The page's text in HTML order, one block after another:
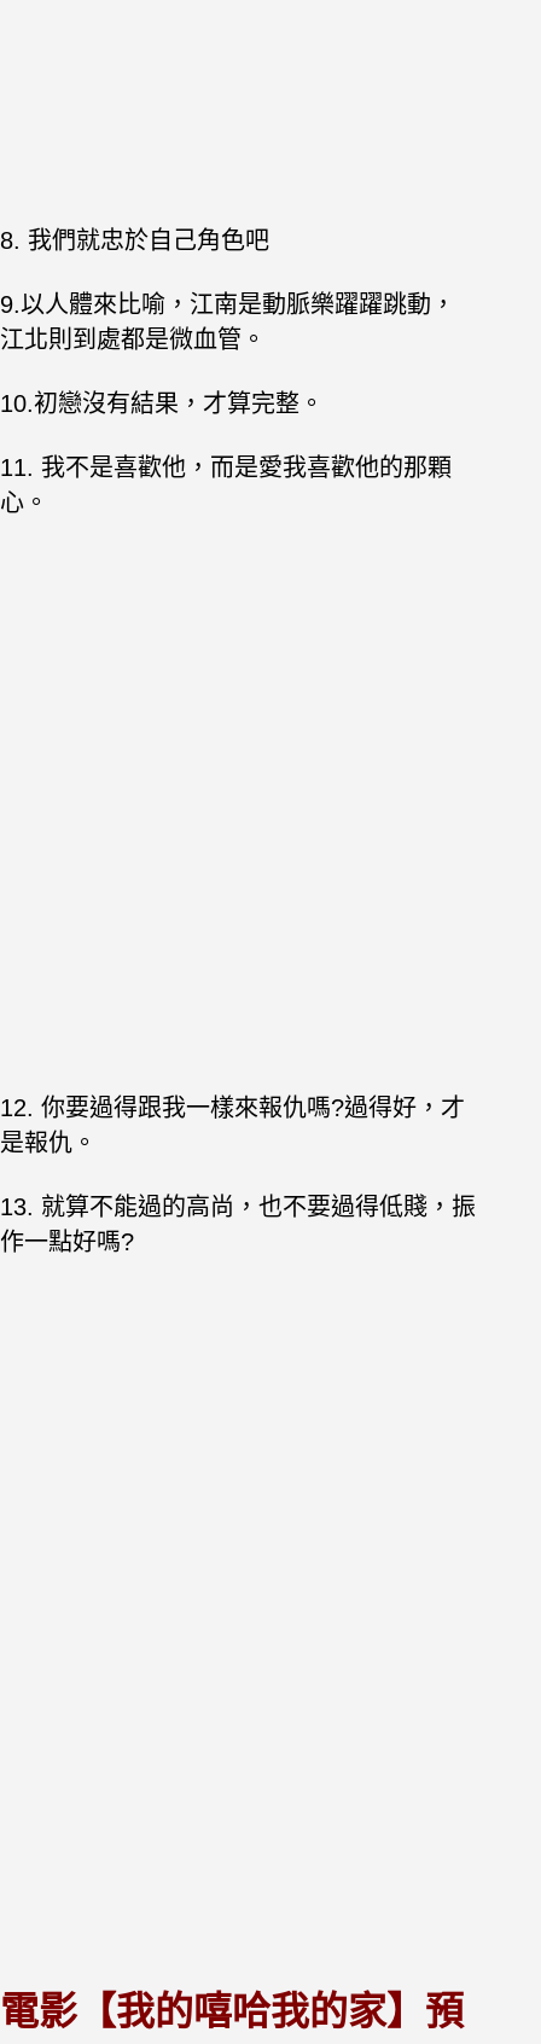
8. 我們就忠於自己角色吧
9.以人體來比喻，江南是動脈樂躍躍跳動，
江北則到處都是微血管。
10.初戀沒有結果，才算完整。
11. 我不是喜歡他，而是愛我喜歡他的那顆
心。
12. 你要過得跟我一樣來報仇嗎?過得好，才
是報仇。
13. 就算不能過的高尚，也不要過得低賤，振
作一點好嗎?
電影【我的嘻哈我的家】預